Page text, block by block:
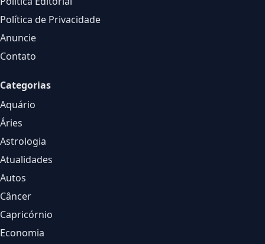
Política de Privacidade
Anuncie
Contato
Categorias
Aquário
Áries
Astrologia
Atualidades
Autos
Câncer
Capricórnio
Economia